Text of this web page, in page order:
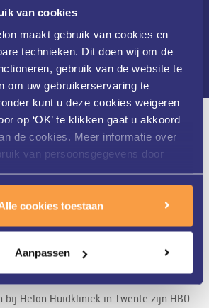
van cookies
maakt gebruik van cookies en
technieken. Dit doen wij om de
gebruik van de website te
om uw gebruikerservaring te
kunt u deze cookies weigeren
op ‘OK’ te klikken gaat u akkoord
de cookies. Meer informatie over
van persoonsgegevens door
cookies toestaan
Aanpassen
is al meer dan 25 jaar
medische als cosmetische huid- en
gedreven team van huidtherapeuten
de dermatologen van ZGT. Dit alles staat
kennis van uw huid en de
personeel
bij Helon Huidkliniek in Twente zijn HBO-